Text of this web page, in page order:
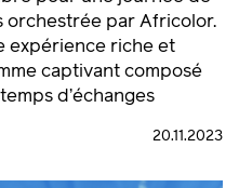
orchestrée par Africolor.
expérience riche et
captivant composé
d’échanges
20.11.2023